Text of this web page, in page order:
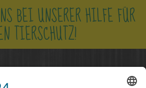
BEI UNSERER HILFE FÜR
TIERSCHUTZ!